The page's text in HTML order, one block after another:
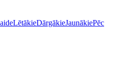
LētākieDārgākieJaunākiePēc